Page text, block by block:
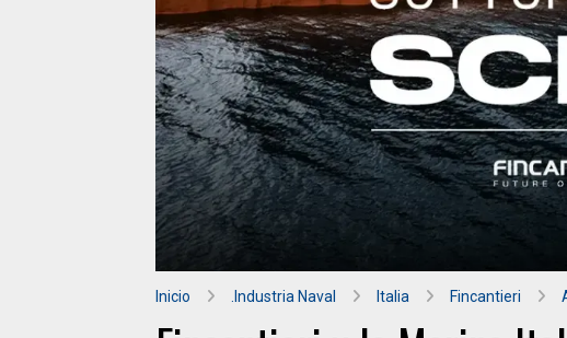
Inicio .Industria Naval Italia Fincantieri